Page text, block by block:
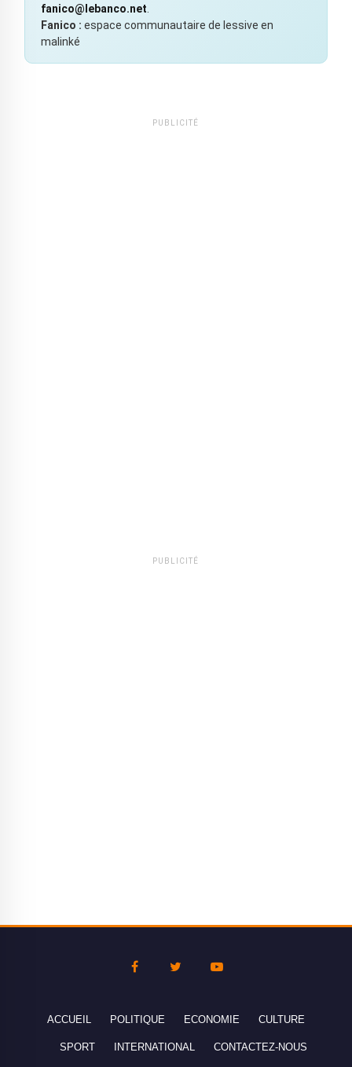
fanico@lebanco.net
Fanico : espace communautaire de lessive en
malinké
PUBLICITÉ
PUBLICITÉ
ACCUEIL POLITIQUE ECONOMIE CULTURE
SPORT INTERNATIONAL CONTACTEZ-NOUS